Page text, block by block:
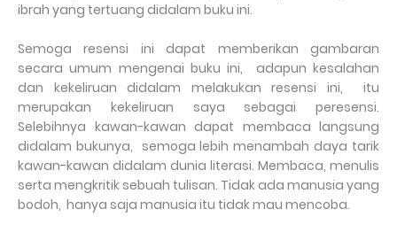
ibrah yang tertuang didalam buku ini.
Semoga resensi ini dapat memberikan gambaran
secara umum mengenai buku ini, adapun kesalahan
dan kekeliruan didalam melakukan resensi ini, itu
merupakan kekeliruan saya sebagai peresensi.
Selebihnya kawan-kawan dapat membaca langsung
didalam bukunya, semoga lebih menambah daya tarik
kawan-kawan didalam dunia literasi. Membaca, menulis
serta mengkritik sebuah tulisan. Tidak ada manusia yang
bodoh, hanya saja manusia itu tidak mau mencoba.